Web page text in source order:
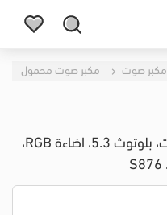
مكبر صوت مكبر صوت محمول
مكبر صوت لاسلكي لينيس، 45 وات، بلوتوث 5.3، اضاءة RGB،